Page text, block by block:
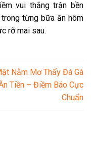
vui thắng trận bền
từng bữa ăn hôm
rỡ mai sau.
Nằm Mơ Thấy Đá Gà
Tiền – Điềm Báo Cực
Chuẩn